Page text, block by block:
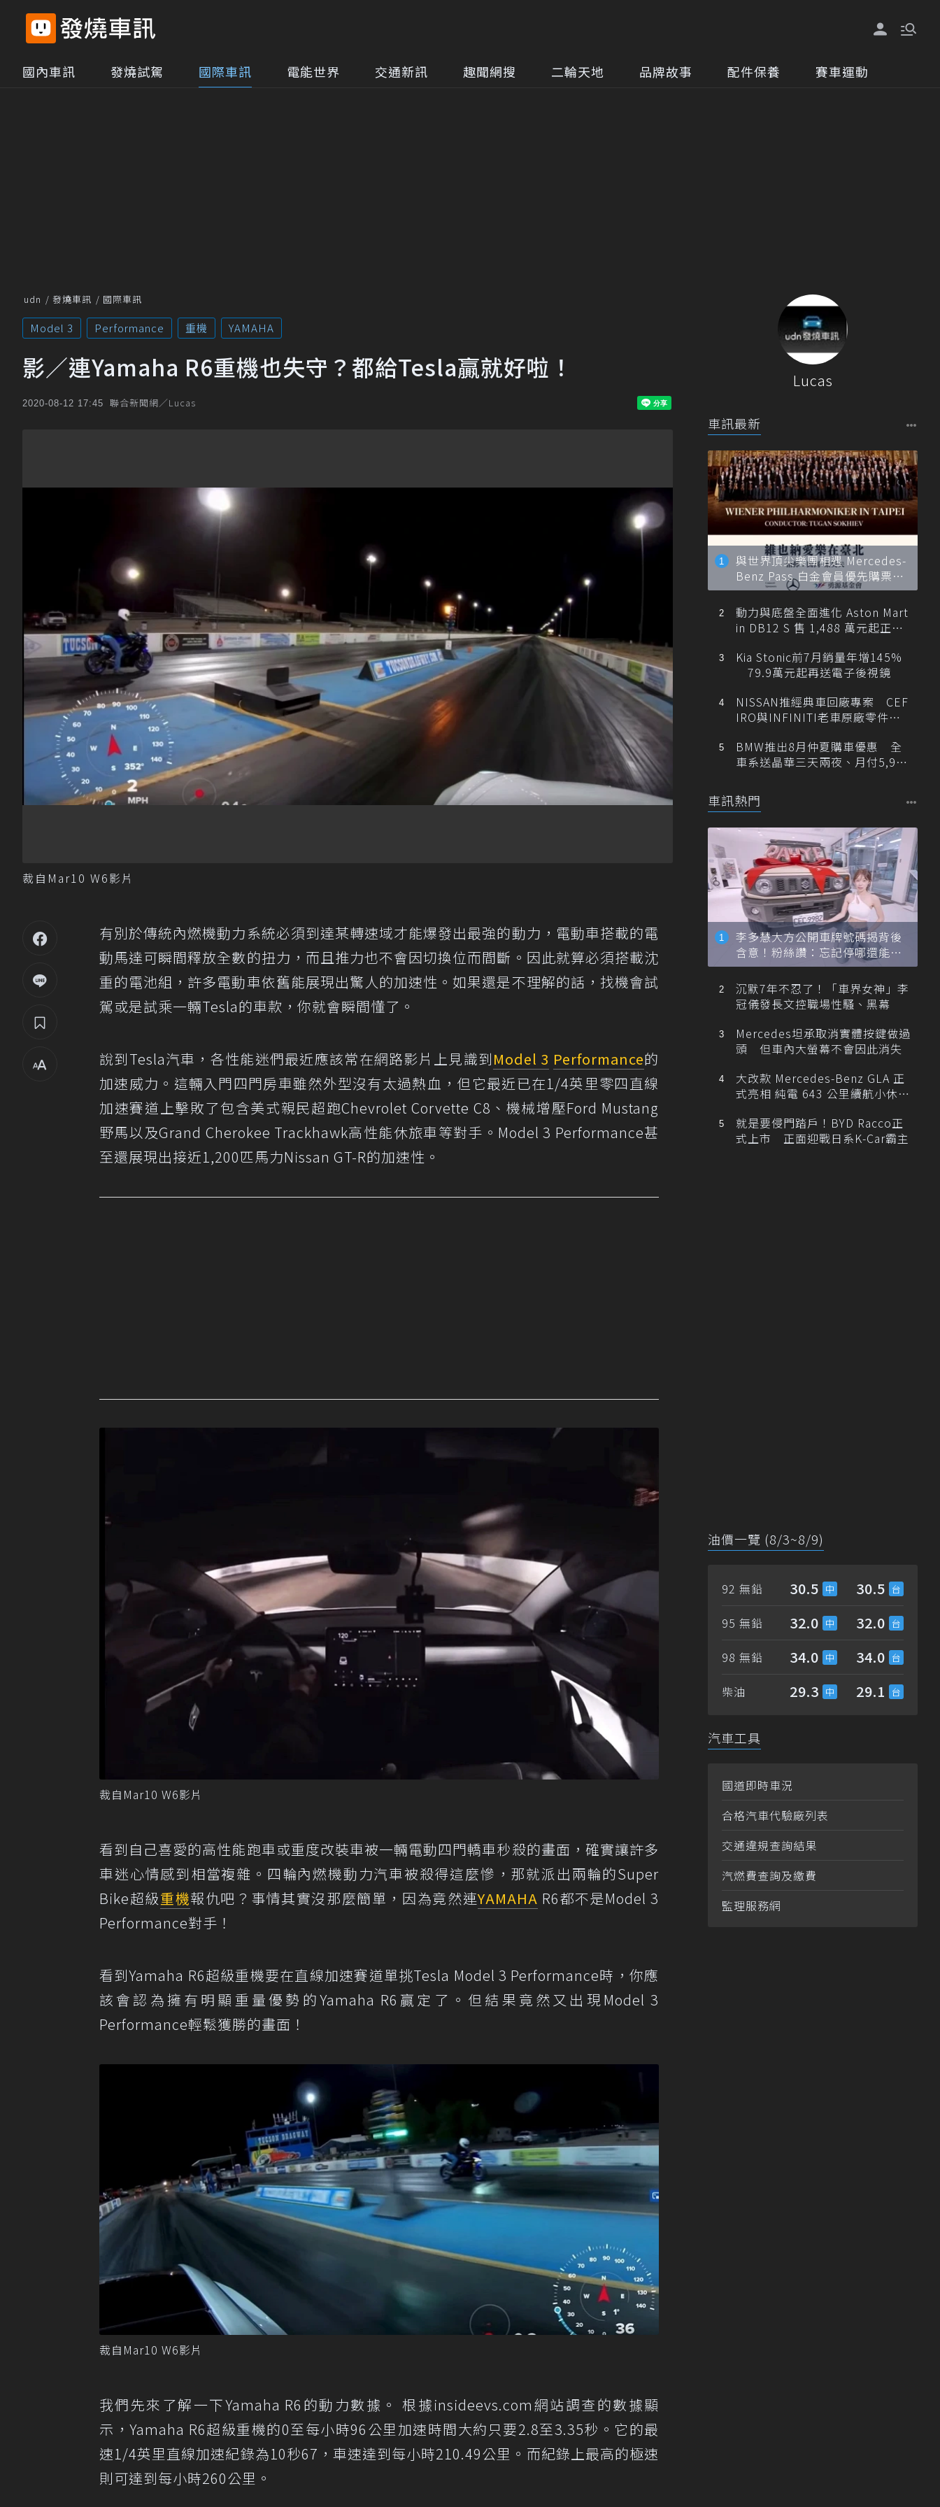
國內車訊 發燒試駕 國際車訊 電能世界 交通新訊 趣聞網搜 二輪天地 品牌故事 配件保養 賽車運動
udn 發燒車訊 國際車訊
Model 3 Performance 重機 YAMAHA
影／連Yamaha R6重機也失守？都給Tesla贏就好啦！
2020-08-12 17:45 聯合新聞網／Lucas
裁自Mar10 W6影片
有別於傳統內燃機動力系統必須到達某轉速域才能爆發出最強的動力，電動車搭載的電
動馬達可瞬間釋放全數的扭力，而且推力也不會因切換位而間斷。因此就算必須搭載沈
重的電池組，許多電動車依舊能展現出驚人的加速性。如果還是不理解的話，找機會試
駕或是試乘一輛Tesla的車款，你就會瞬間懂了。
說到Tesla汽車，各性能迷們最近應該常在網路影片上見識到Model 3 Performance的
加速威力。這輛入門四門房車雖然外型沒有太過熱血，但它最近已在1/4英里零四直線
加速賽道上擊敗了包含美式親民超跑Chevrolet Corvette C8、機械增壓Ford Mustang
野馬以及Grand Cherokee Trackhawk高性能休旅車等對手。Model 3 Performance甚
至還展現出接近1,200匹馬力Nissan GT-R的加速性。
裁自Mar10 W6影片
看到自己喜愛的高性能跑車或重度改裝車被一輛電動四門轎車秒殺的畫面，確實讓許多
車迷心情感到相當複雜。四輪內燃機動力汽車被殺得這麼慘，那就派出兩輪的Super
Bike超級重機報仇吧？事情其實沒那麼簡單，因為竟然連YAMAHA R6都不是Model 3
Performance對手！
看到Yamaha R6超級重機要在直線加速賽道單挑Tesla Model 3 Performance時，你應
該會認為擁有明顯重量優勢的Yamaha R6贏定了。但結果竟然又出現Model 3
Performance輕鬆獲勝的畫面！
裁自Mar10 W6影片
我們先來了解一下Yamaha R6的動力數據。 根據insideevs.com網站調查的數據顯
示，Yamaha R6超級重機的0至每小時96公里加速時間大約只要2.8至3.35秒。它的最
速1/4英里直線加速紀錄為10秒67，車速達到每小時210.49公里。而紀錄上最高的極速
則可達到每小時260公里。
Lucas
車訊最新
與世界頂尖樂團相遇 Mercedes-
Benz Pass 白金會員優先購票維
也納愛樂
動力與底盤全面進化 Aston Mart
in DB12 S 售 1,488 萬元起正式
Kia Stonic前7月銷量年增145%
79.9萬元起再送電子後視鏡
NISSAN推經典車回廠專案 CEF
IRO與INFINITI老車原廠零件最
BMW推出8月仲夏購車優惠 全
車系送晶華三天兩夜、月付5,900
車訊熱門
李多慧大方公開車牌號碼揭背後
含意！粉絲讚：忘記停哪還能幫
忙找車
沉默7年不忍了！「車界女神」李
冠儀發長文控職場性騷、黑幕
Mercedes坦承取消實體按鍵做過
頭 但車內大螢幕不會因此消失
大改款 Mercedes-Benz GLA 正
式亮相 純電 643 公里續航小休
就是要侵門踏戶！BYD Racco正
式上市 正面迎戰日系K-Car霸主
油價一覽 (8/3~8/9)
92 無鉛 30.5 30.5
95 無鉛 32.0 32.0
98 無鉛 34.0 34.0
柴油 29.3 29.1
汽車工具
國道即時車況
合格汽車代驗廠列表
交通違規查詢結果
汽燃費查詢及繳費
監理服務網